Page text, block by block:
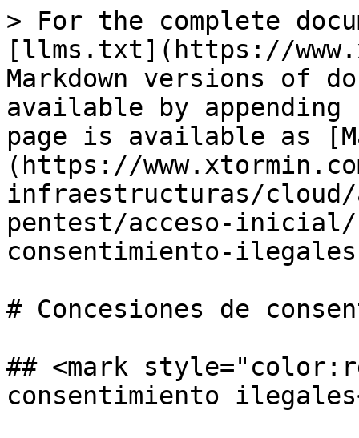
> For the complete
[llms.txt](https://
Markdown versions of
available by
page is available as
(https://
infraestructuras/cloud/
pentest/acceso-inicial/
consentimiento-
# Concesiones de
## <mark
consentimiento